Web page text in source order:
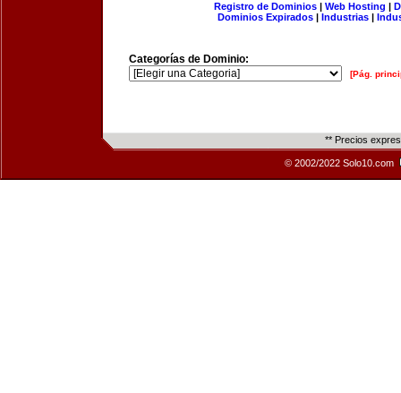
Registro de Dominios| Web Hosting |
Dominios Expirados | Industrias |
Categorías de Dominio:
[Pág.
** Precios
© 2002/2022 Solo10.com